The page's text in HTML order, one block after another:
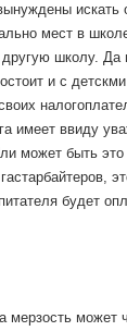
искать
мест в
школу. Да
и с
имеет ввиду
может быть
будет
может